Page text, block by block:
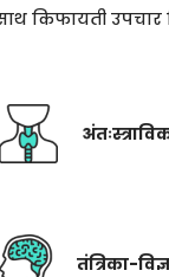
किफायती उपचार
तंत्रिका-